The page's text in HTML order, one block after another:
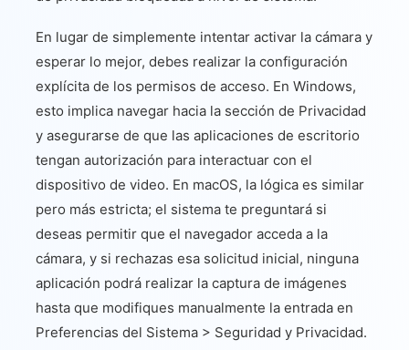
En lugar de simplemente intentar activar la cámara y
esperar lo mejor, debes realizar la configuración
explícita de los permisos de acceso. En Windows,
esto implica navegar hacia la sección de Privacidad
y asegurarse de que las aplicaciones de escritorio
tengan autorización para interactuar con el
dispositivo de video. En macOS, la lógica es similar
pero más estricta; el sistema te preguntará si
deseas permitir que el navegador acceda a la
cámara, y si rechazas esa solicitud inicial, ninguna
aplicación podrá realizar la captura de imágenes
hasta que modifiques manualmente la entrada en
Preferencias del Sistema > Seguridad y Privacidad.